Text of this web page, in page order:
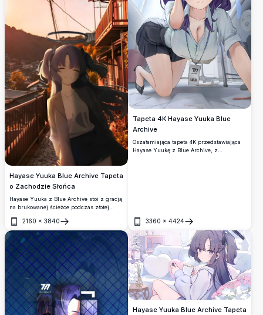
Hayase Yuuka Blue Archive Tapeta
o Zachodzie Słońca
Hayase Yuuka z Blue Archive stoi z gracją
na brukowanej ścieżce podczas złotej
wietrze, a halo błyszczy nad jej głową na
tle zapierającego dech w piersiach
zachodu słońca nad japońskim
miasteczkiem.
2160 × 3840
Otwórz
Tapeta 4K Hayase Yuuka Blue
Archive
Oszałamiająca tapeta 4K przedstawiająca
Hayase Yuukę z Blue Archive, z
3360 × 4424
Otwórz
Hayase Yuuka Blue Archive Tapeta